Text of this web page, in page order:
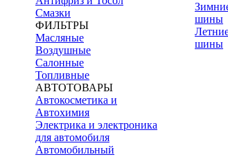
Смазки
ФИЛЬТРЫ
Масляные
Воздушные
Салонные
Топливные
АВТОТОВАРЫ
Автокосметика и
Автохимия
Электрика и электроника
для автомобиля
Автомобильный
шины
шины